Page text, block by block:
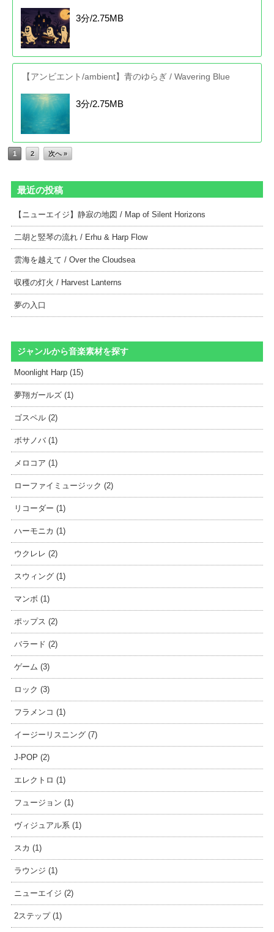
3分/2.75MB
【アンビエント/ambient】青のゆらぎ / Wavering Blue
3分/2.75MB
1 2 次へ »
最近の投稿
【ニューエイジ】静寂の地図 / Map of Silent Horizons
二胡と竪琴の流れ / Erhu & Harp Flow
雲海を越えて / Over the Cloudsea
収穫の灯火 / Harvest Lanterns
夢の入口
ジャンルから音楽素材を探す
Moonlight Harp (15)
夢翔ガールズ (1)
ゴスペル (2)
ボサノバ (1)
メロコア (1)
ローファイミュージック (2)
リコーダー (1)
ハーモニカ (1)
ウクレレ (2)
スウィング (1)
マンボ (1)
ポップス (2)
バラード (2)
ゲーム (3)
ロック (3)
フラメンコ (1)
イージーリスニング (7)
J-POP (2)
エレクトロ (1)
フュージョン (1)
ヴィジュアル系 (1)
スカ (1)
ラウンジ (1)
ニューエイジ (2)
2ステップ (1)